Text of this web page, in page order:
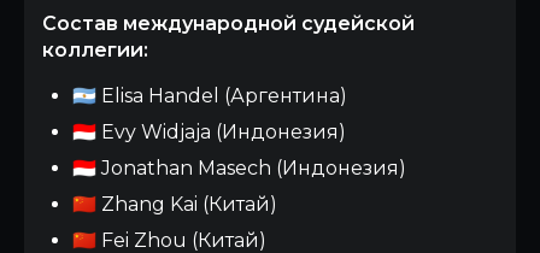
Состав международной судейской
коллегии:
🇦🇷 Elisa Handel (Аргентина)
🇮🇩 Evy Widjaja (Индонезия)
🇮🇩 Jonathan Masech (Индонезия)
🇨🇳 Zhang Kai (Китай)
🇨🇳 Fei Zhou (Китай)